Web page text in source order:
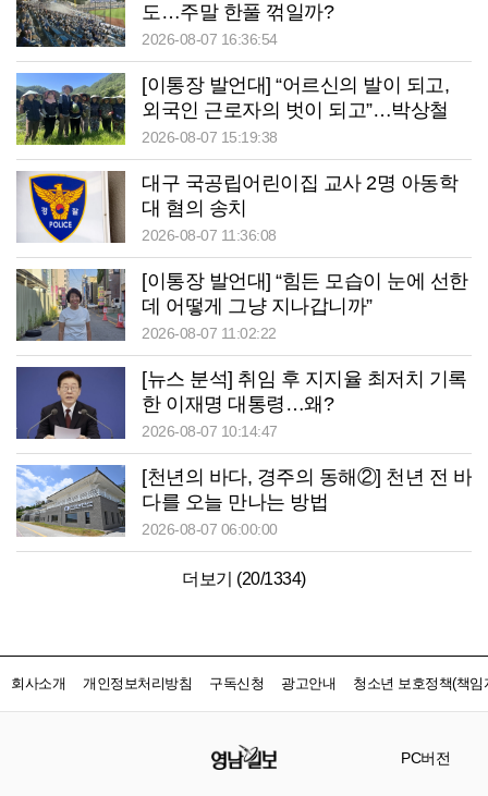
도…주말 한풀 꺾일까?
2026-08-07 16:36:54
[이통장 발언대] “어르신의 발이 되고,
외국인 근로자의 벗이 되고”…박상철
이장의 ‘사람 농사’
2026-08-07 15:19:38
대구 국공립어린이집 교사 2명 아동학
대 혐의 송치
2026-08-07 11:36:08
[이통장 발언대] “힘든 모습이 눈에 선한
데 어떻게 그냥 지나갑니까”
2026-08-07 11:02:22
[뉴스 분석] 취임 후 지지율 최저치 기록
한 이재명 대통령…왜?
2026-08-07 10:14:47
[천년의 바다, 경주의 동해②] 천년 전 바
다를 오늘 만나는 방법
2026-08-07 06:00:00
더보기 (20/1334)
회사소개 개인정보처리방침 구독신청 광고안내 청소년 보호정책(책임
PC버전